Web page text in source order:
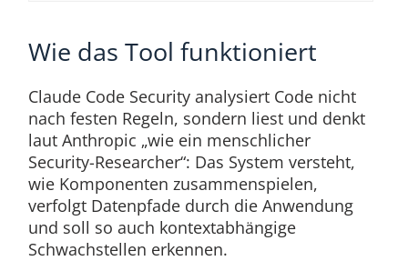
Wie das Tool funktioniert
Claude Code Security analysiert Code nicht
nach festen Regeln, sondern liest und denkt
laut Anthropic „wie ein menschlicher
Security-Researcher“: Das System versteht,
wie Komponenten zusammenspielen,
verfolgt Datenpfade durch die Anwendung
und soll so auch kontextabhängige
Schwachstellen erkennen.